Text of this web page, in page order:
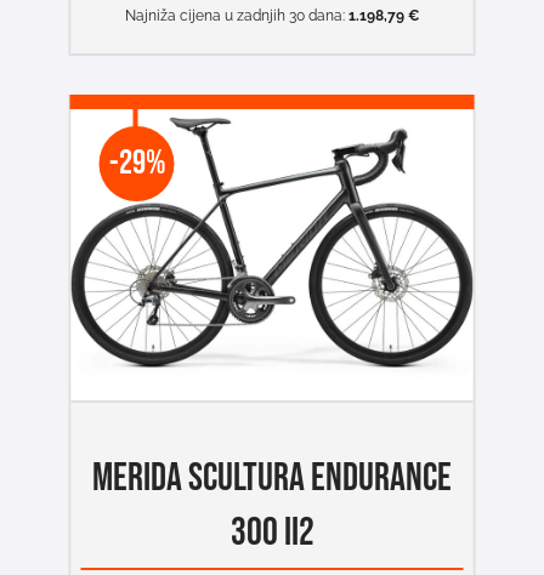
Najniža cijena u zadnjih 30 dana: 1.198,79 €
-29%
MERIDA SCULTURA ENDURANCE
300 II2